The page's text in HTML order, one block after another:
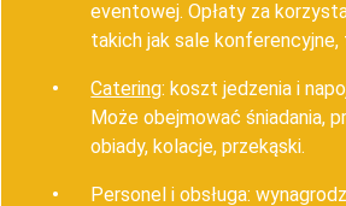
eventowej. Opłaty za
takich jak sale
Catering: koszt jedzenia i
Może obejmować śniadania,
obiady, kolacje, przekąski.
Personel i obsługa: